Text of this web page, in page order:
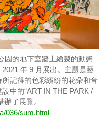
園的地下室牆上繪製的動態
年 9 月展出。主題是藝
記得的色彩繽紛的花朵和音
中的“ART IN THE PARK /
辦了展覽。
036/sum.html